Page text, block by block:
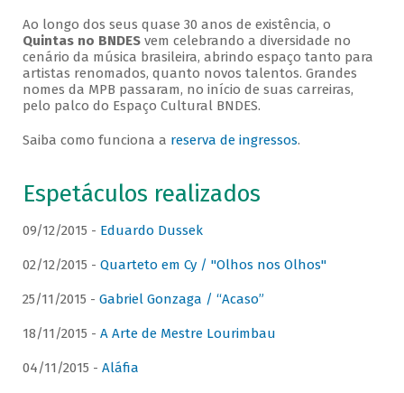
Ao longo dos seus quase 30 anos de existência, o
Quintas no BNDESvem celebrando a diversidade no
cenário da música brasileira, abrindo espaço tanto para
artistas renomados, quanto novos talentos. Grandes
nomes da MPB passaram, no início de suas carreiras,
pelo palco do Espaço Cultural BNDES.
Saiba como funciona a reserva de ingressos.
Espetáculos realizados
09/12/2015 - Eduardo Dussek
02/12/2015 - Quarteto em Cy / "Olhos nos Olhos"
25/11/2015 - Gabriel Gonzaga / “Acaso”
18/11/2015 - A Arte de Mestre Lourimbau
04/11/2015 - Aláfia